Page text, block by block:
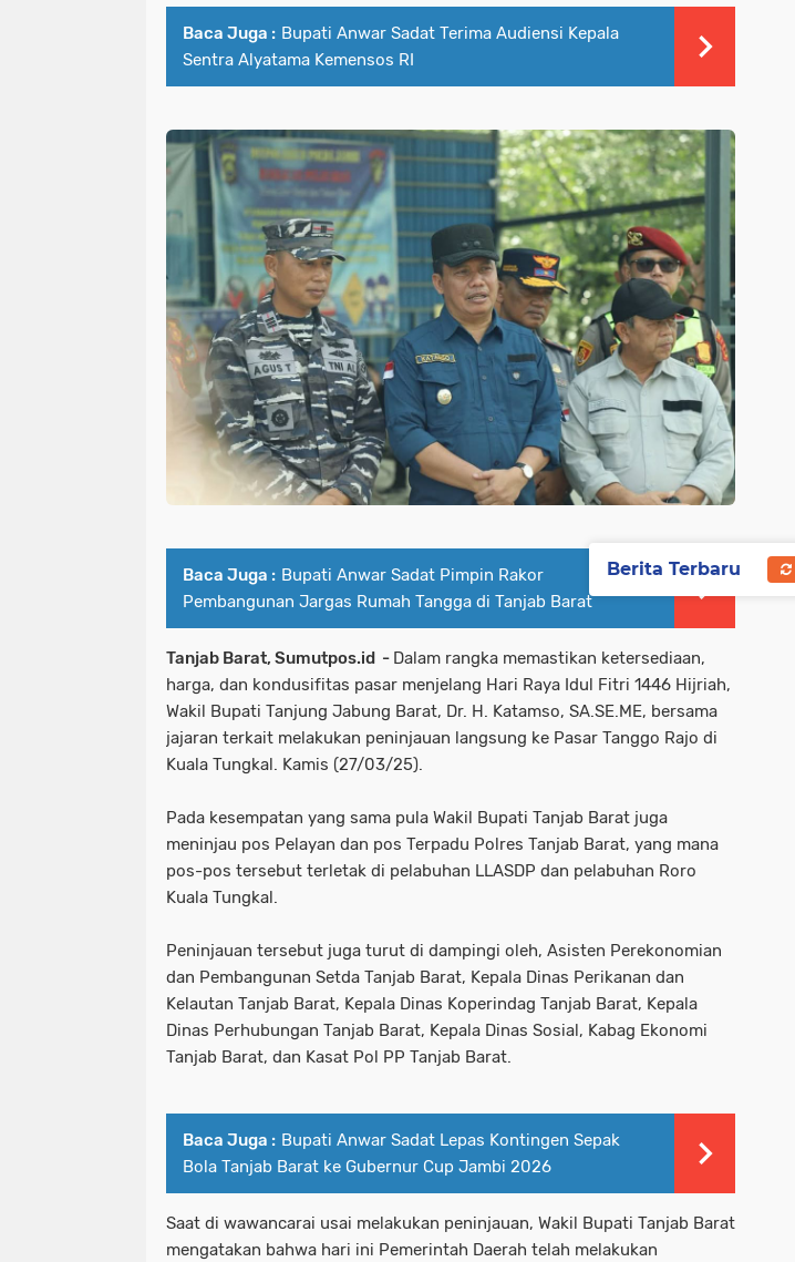
Baca Juga : Bupati Anwar Sadat Terima Audiensi Kepala
Sentra Alyatama Kemensos RI
Baca Juga : Bupati Anwar Sadat Pimpin Rakor
Pembangunan Jargas Rumah Tangga di Tanjab Barat
Tanjab Barat, Sumutpos.id - Dalam rangka memastikan ketersediaan,
harga, dan kondusifitas pasar menjelang Hari Raya Idul Fitri 1446 Hijriah,
Wakil Bupati Tanjung Jabung Barat, Dr. H. Katamso, SA.SE.ME, bersama
jajaran terkait melakukan peninjauan langsung ke Pasar Tanggo Rajo di
Kuala Tungkal. Kamis (27/03/25).
Pada kesempatan yang sama pula Wakil Bupati Tanjab Barat juga
meninjau pos Pelayan dan pos Terpadu Polres Tanjab Barat, yang mana
pos-pos tersebut terletak di pelabuhan LLASDP dan pelabuhan Roro
Kuala Tungkal.
Peninjauan tersebut juga turut di dampingi oleh, Asisten Perekonomian
dan Pembangunan Setda Tanjab Barat, Kepala Dinas Perikanan dan
Kelautan Tanjab Barat, Kepala Dinas Koperindag Tanjab Barat, Kepala
Dinas Perhubungan Tanjab Barat, Kepala Dinas Sosial, Kabag Ekonomi
Tanjab Barat, dan Kasat Pol PP Tanjab Barat.
Baca Juga : Bupati Anwar Sadat Lepas Kontingen Sepak
Bola Tanjab Barat ke Gubernur Cup Jambi 2026
Saat di wawancarai usai melakukan peninjauan, Wakil Bupati Tanjab Barat
mengatakan bahwa hari ini Pemerintah Daerah telah melakukan
Berita Terbaru